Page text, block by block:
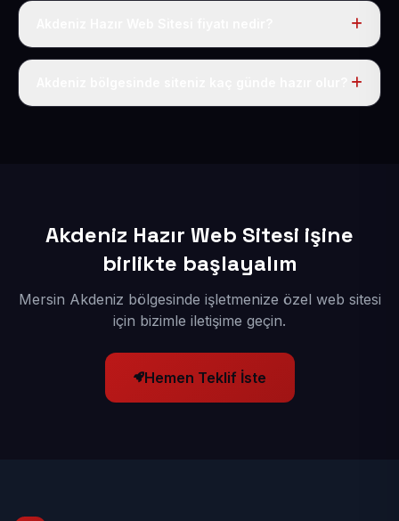
Tek fiyat uygulanır: yıllık 50 USD + KDV. Bu bedele alan
Akdeniz Hazır Web Sitesi işine
birlikte başlayalım
Mersin Akdeniz bölgesinde işletmenize özel web sitesi
için bizimle iletişime geçin.
Hemen Teklif İste